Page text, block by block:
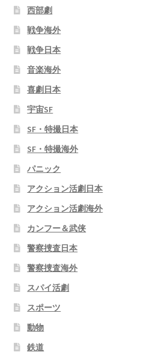
西部劇
戦争海外
戦争日本
音楽海外
喜劇日本
宇宙SF
SF・特撮日本
SF・特撮海外
パニック
アクション活劇日本
アクション活劇海外
カンフー＆武侠
警察捜査日本
警察捜査海外
スパイ活劇
スポーツ
動物
鉄道